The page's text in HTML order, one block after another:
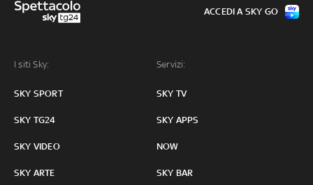
I siti Sky:
SKY SPORT
SKY TG24
SKY VIDEO
SKY ARTE
Servizi:
SKY TV
SKY APPS
NOW
SKY BAR
ACCEDI A SKY GO